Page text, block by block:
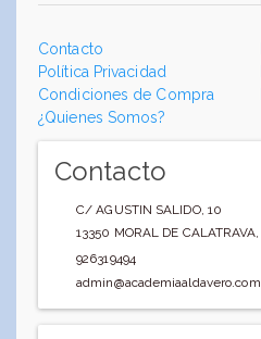
Contacto
Política Privacidad
Condiciones de Compra
¿Quienes Somos?
Contacto
C/ AGUSTIN SALIDO, 10
13350 MORAL DE CALATRAVA,
926319494
admin@academiaaldavero.com